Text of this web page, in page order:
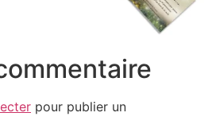
pour publier un